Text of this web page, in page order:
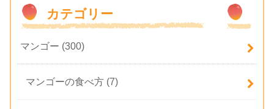
カテゴリー
マンゴー (300)
マンゴーの食べ方 (7)